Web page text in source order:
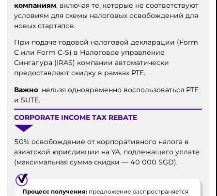
компаниям, включая те, которые не соответствуют
условиям для схемы налоговых освобождений для
новых стартапов.
При подаче годовой налоговой декларации (Form
C или Form C-S) в Налоговое управление
Сингапура (IRAS) компании автоматически
предоставляют скидку в рамках PTE.
Важно: нельзя одновременно воспользоваться PTE
и SUTE.
CORPORATE INCOME TAX REBATE
50% освобождение от корпоративного налога в
азиатской юрисдикции на YA, подлежащего уплате
(максимальная сумма скидки — 40 000 SGD).
Процесс получения: предложение распространяется